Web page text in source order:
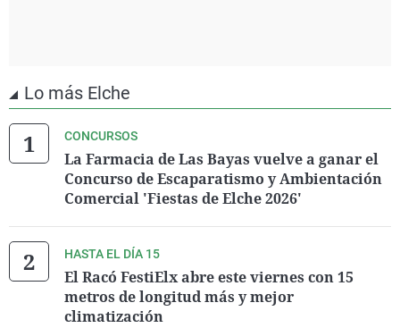
Lo más Elche
CONCURSOS
La Farmacia de Las Bayas vuelve a ganar el
Concurso de Escaparatismo y Ambientación
Comercial 'Fiestas de Elche 2026'
HASTA EL DÍA 15
El Racó FestiElx abre este viernes con 15
metros de longitud más y mejor
climatización